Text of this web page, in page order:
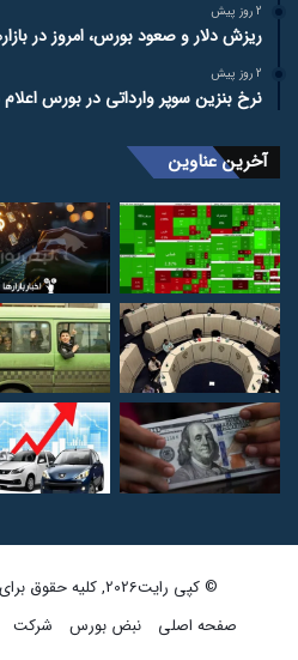
2 روز پیش
ریزش دلار و صعود بورس، امروز در
2 روز پیش
نرخ بنزین سوپر وارداتی در بورس
آخرین عناوین
© کپی رایت2026, کلیه حقوق برای اکو بورس محفوظ است.
صفحه اصلی
نبض بورس شرکت